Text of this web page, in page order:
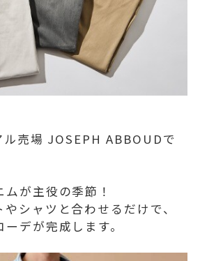
売場 JOSEPH ABBOUDで
が主役の季節！
シャツと合わせるだけで、
デが完成します。